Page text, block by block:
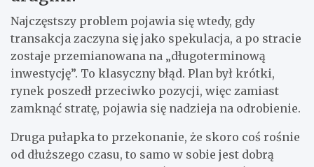
Najczęstszy problem pojawia się wtedy, gdy
transakcja zaczyna się jako spekulacja, a po stracie
zostaje przemianowana na „długoterminową
inwestycję”. To klasyczny błąd. Plan był krótki,
rynek poszedł przeciwko pozycji, więc zamiast
zamknąć stratę, pojawia się nadzieja na odrobienie.
Druga pułapka to przekonanie, że skoro coś rośnie
od dłuższego czasu, to samo w sobie jest dobrą